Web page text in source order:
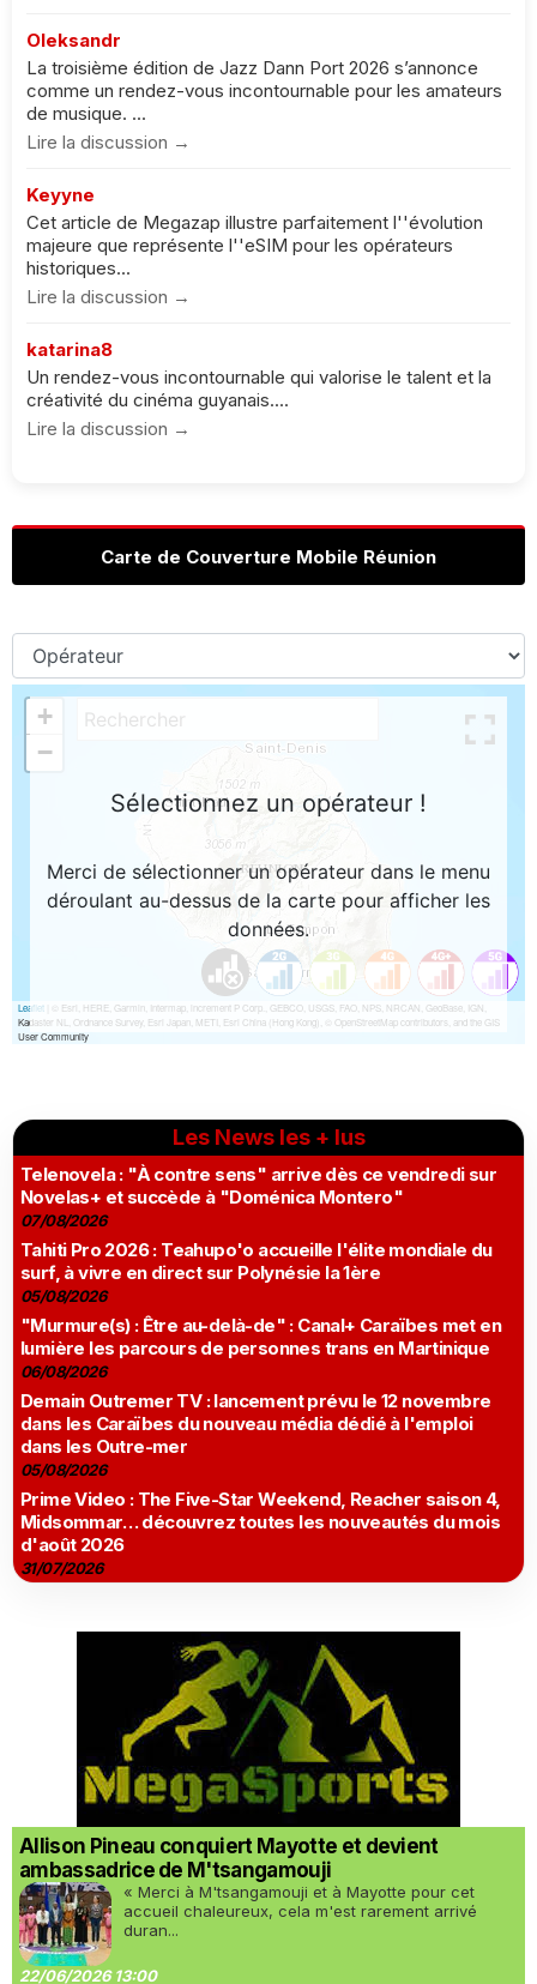
Oleksandr
La troisième édition de Jazz Dann Port 2026 s’annonce
comme un rendez-vous incontournable pour les amateurs
de musique. ...
Lire la discussion →
Keyyne
Cet article de Megazap illustre parfaitement l''évolution
majeure que représente l''eSIM pour les opérateurs
historiques...
Lire la discussion →
katarina8
Un rendez-vous incontournable qui valorise le talent et la
créativité du cinéma guyanais....
Lire la discussion →
Carte de Couverture Mobile Réunion
Les News les + lus
Telenovela : "À contre sens" arrive dès ce vendredi sur
Novelas+ et succède à "Doménica Montero"
07/08/2026
Tahiti Pro 2026 : Teahupo'o accueille l'élite mondiale du
surf, à vivre en direct sur Polynésie la 1ère
05/08/2026
"Murmure(s) : Être au-delà-de" : Canal+ Caraïbes met en
lumière les parcours de personnes trans en Martinique
06/08/2026
Demain Outremer TV : lancement prévu le 12 novembre
dans les Caraïbes du nouveau média dédié à l'emploi
dans les Outre-mer
05/08/2026
Prime Video : The Five-Star Weekend, Reacher saison 4,
Midsommar… découvrez toutes les nouveautés du mois
d'août 2026
31/07/2026
Allison Pineau conquiert Mayotte et devient
ambassadrice de M'tsangamouji
« Merci à M'tsangamouji et à Mayotte pour cet
accueil chaleureux, cela m'est rarement arrivé
duran...
22/06/2026 13:00